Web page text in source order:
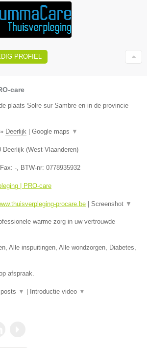
PROFIEL
care
plaats Solre sur Sambre en in de provincie
» Deerlijk | Google maps ▼
Deerlijk (West-Vlaanderen)
, Fax: - , BTW-nr: 0778935932
| PRO-care
procare.be | Screenshot ▼
warme zorg in uw vertrouwde
Alle inspuitingen, Alle wondzorgen, Diabetes,
afspraak.
▼ | Introductie video ▼